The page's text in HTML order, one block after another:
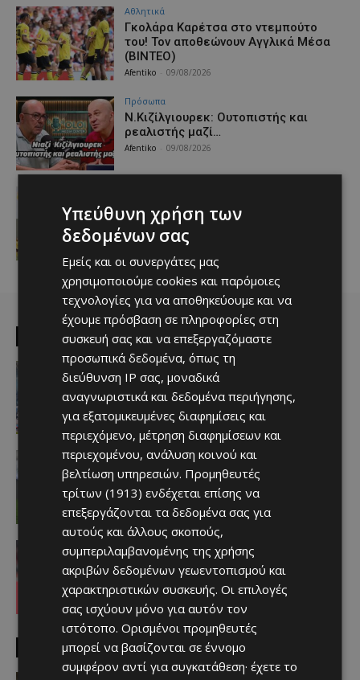
Αθλητικά
Γκολάρα Καρέτσα στο ντεμπούτο
του! Τον αποθεώνουν Αγγλικά Μέσα
(ΒΙΝΤΕΟ)
Afentiko 09/08/2026
Πρόσωπα
Ν.Κιζίλγιουρεκ: Ουτοπιστής και
ρεαλιστής μαζί…
Afentiko 09/08/2026
Aποχαιρετούν την Πολωνία με
ισοπαλία…
Afentiko - 09/08/2026
EDITOR PICKS
Απόλλων
Πολύ μεγάλο ενδιαφέρον για ένα
«μαγικό χαρτάκι»
Afentiko - 06/08/2026
Αθλητικά - Επικαιρότητα
Παραμένει ο Ενρίκες – Παίρνει και
Χάιρο
Afentiko 06/08/2026
Απόλλων
Τι ισχύει με Κονομή
Afentiko - 06/08/2026
MUST READ
Υπεύθυνη χρήση των
δεδομένων σας
Εμείς και οι συνεργάτες μας
χρησιμοποιούμε cookies και παρόμοιες
τεχνολογίες για να αποθηκεύουμε και να
έχουμε πρόσβαση σε πληροφορίες στη
συσκευή σας και να επεξεργαζόμαστε
προσωπικά δεδομένα, όπως τη
διεύθυνση IP σας, μοναδικά
αναγνωριστικά και δεδομένα περιήγησης,
για εξατομικευμένες διαφημίσεις και
περιεχόμενο, μέτρηση διαφημίσεων και
περιεχομένου, ανάλυση κοινού και
βελτίωση υπηρεσιών. Προμηθευτές
τρίτων (1913) ενδέχεται επίσης να
επεξεργάζονται τα δεδομένα σας για
αυτούς και άλλους σκοπούς,
συμπεριλαμβανομένης της χρήσης
ακριβών δεδομένων γεωεντοπισμού και
χαρακτηριστικών συσκευής. Οι επιλογές
σας ισχύουν μόνο για αυτόν τον
ιστότοπο. Ορισμένοι προμηθευτές
μπορεί να βασίζονται σε έννομο
συμφέρον αντί για συγκατάθεση· έχετε το